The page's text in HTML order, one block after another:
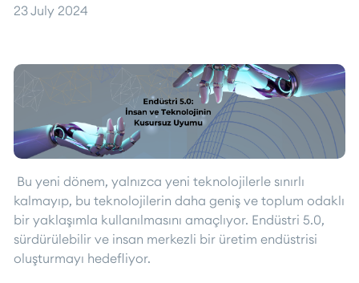
23 July 2024
Bu yeni dönem, yalnızca yeni teknolojilerle sınırlı
kalmayıp, bu teknolojilerin daha geniş ve toplum odaklı
bir yaklaşımla kullanılmasını amaçlıyor. Endüstri 5.0,
sürdürülebilir ve insan merkezli bir üretim endüstrisi
oluşturmayı hedefliyor.